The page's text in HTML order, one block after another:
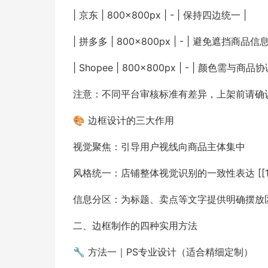
| 京东 | 800×800px | - | 保持四边统一 |
| 拼多多 | 800×800px | - | 避免遮挡商品信
| Shopee | 800×800px | - | 颜色需与商品
注意：不同平台审核标准有差异，上架前请确
🎨 边框设计的三大作用
视觉聚焦：引导用户视线向商品主体集中
风格统一：店铺整体视觉识别的一致性表达
信息分区：为标题、卖点等文字提供明确摆
二、边框制作的四种实用方法
🔧 方法一｜PS专业设计（适合精细定制）